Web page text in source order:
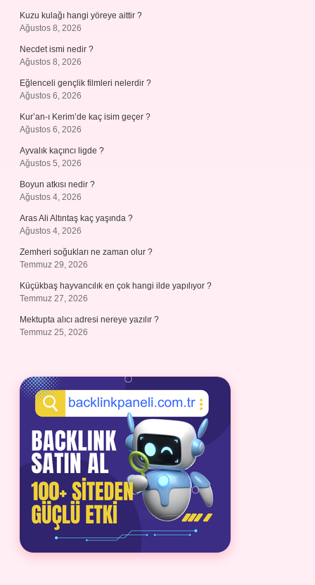
Kuzu kulağı hangi yöreye aittir ?
Ağustos 8, 2026
Necdet ismi nedir ?
Ağustos 8, 2026
Eğlenceli gençlik filmleri nelerdir ?
Ağustos 6, 2026
Kur’an-ı Kerim’de kaç isim geçer ?
Ağustos 6, 2026
Ayvalık kaçıncı ligde ?
Ağustos 5, 2026
Boyun atkısı nedir ?
Ağustos 4, 2026
Aras Ali Altıntaş kaç yaşında ?
Ağustos 4, 2026
Zemheri soğukları ne zaman olur ?
Temmuz 29, 2026
Küçükbaş hayvancılık en çok hangi ilde yapılıyor ?
Temmuz 27, 2026
Mektupta alıcı adresi nereye yazılır ?
Temmuz 25, 2026